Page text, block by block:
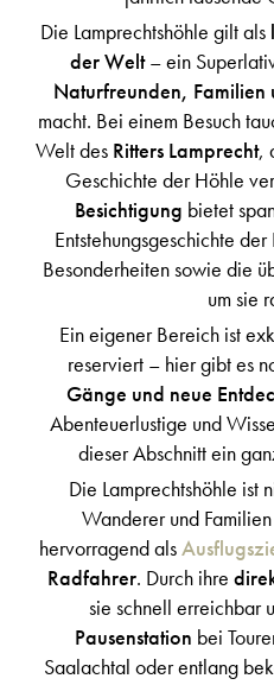
Die Lamprechtshöhle gilt als
der Welt– ein
Naturfreunden, Familien
macht. Bei einem Besuch
Welt des Ritters Lamprecht,
Geschichte der Höhle
Besichtigung bietet
Entstehungsgeschichte
Besonderheiten sowie die
um sie
Ein eigener Bereich ist
reserviert – hier gibt es
Gänge und neue
Abenteuerlustige und
dieser Abschnitt ein
Die Lamprechtshöhle ist
Wanderer und
hervorragend als
Radfahrer. Durch ihre
sie schnell erreichbar
Pausenstation bei
Saalachtal oder entlang